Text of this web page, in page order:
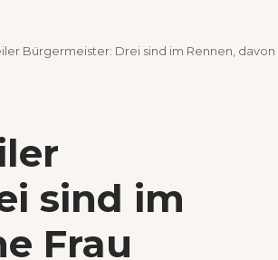
Bürgermeister: Drei sind im Rennen, davon
sind im
Frau